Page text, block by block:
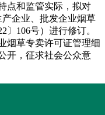
点和监管实际，拟对
产企业、批发企业烟草
106号）进行修订。
烟草专卖许可证管理细
开，征求社会公众意